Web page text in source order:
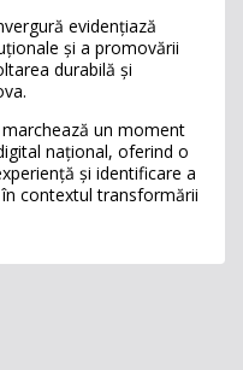
evidențiază
și a promovării
durabilă și
marchează un moment
național, oferind o
și identificare a
contextul transformării